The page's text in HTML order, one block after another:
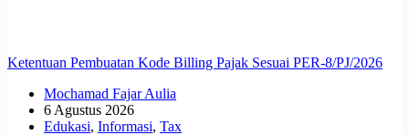
Ketentuan Pembuatan Kode Billing Pajak Sesuai PER-8/PJ/2026
Mochamad Fajar Aulia
6 Agustus 2026
Edukasi, Informasi, Tax